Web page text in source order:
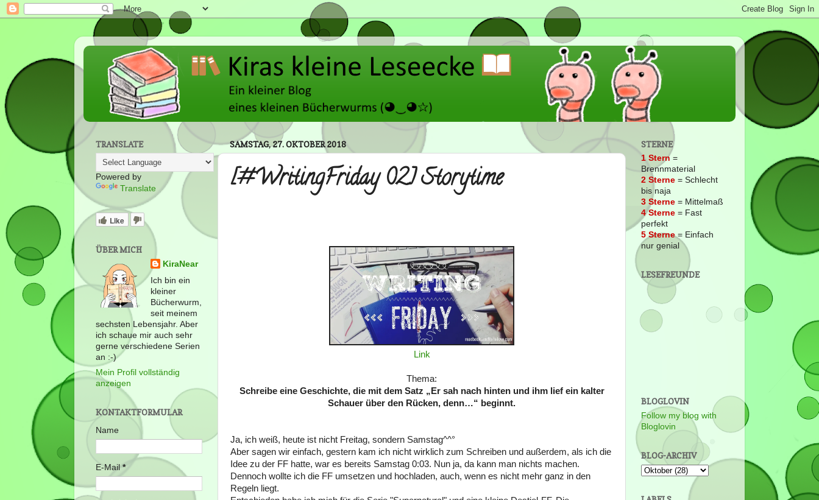
SAMSTAG, 27. OKTOBER 2018
[#WritingFriday 02] Storytime
Link
Thema:
Schreibe eine Geschichte, die mit dem Satz „Er sah nach hinten und ihm lief ein kalter
Schauer über den Rücken, denn…“ beginnt.
Ja, ich weiß, heute ist nicht Freitag, sondern Samstag^^°
Aber sagen wir einfach, gestern kam ich nicht wirklich zum Schreiben und außerdem, als ich die
Idee zu der FF hatte, war es bereits Samstag 0:03. Nun ja, da kann man nichts machen.
Dennoch wollte ich die FF umsetzen und hochladen, auch, wenn es nicht mehr ganz in den
Regeln liegt.
TRANSLATE
Powered by
Translate
Like
ÜBER MICH
KiraNear
Ich bin ein
kleiner
Bücherwurm,
seit meinem
sechsten Lebensjahr. Aber
ich schaue mir auch sehr
gerne verschiedene Serien
an :-)
Mein Profil vollständig
anzeigen
KONTAKTFORMULAR
Name
E-Mail *
STERNE
1 Stern =
Brennmaterial
2 Sterne = Schlecht
bis naja
3 Sterne = Mittelmaß
4 Sterne = Fast
perfekt
5 Sterne= Einfach
nur genial
LESEFREUNDE
BLOGLOVIN
Follow my blog with
Bloglovin
BLOG-ARCHIV